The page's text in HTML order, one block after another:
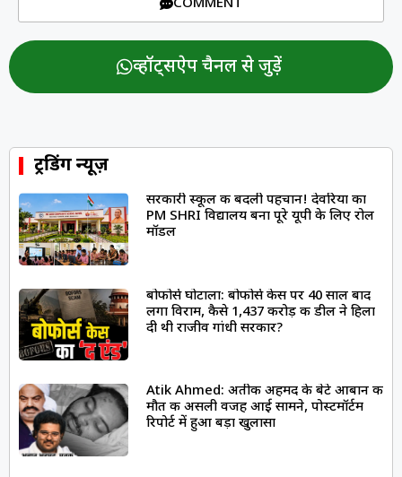
COMMENT
व्हॉट्सऐप चैनल से जुड़ें
ट्रेंडिंग न्यूज़
सरकारी स्कूल की बदली पहचान! देवरिया का
PM SHRI विद्यालय बना पूरे यूपी के लिए रोल
मॉडल
बोफोर्स घोटाला: बोफोर्स केस पर 40 साल बाद
लगा विराम, कैसे 1,437 करोड़ की डील ने हिला
दी थी राजीव गांधी सरकार?
Atik Ahmed: अतीक अहमद के बेटे आबान की
मौत की असली वजह आई सामने, पोस्टमॉर्टम
रिपोर्ट में हुआ बड़ा खुलासा